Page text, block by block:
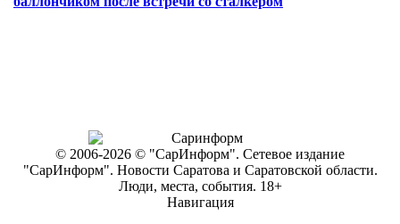
© 2006-2026 © "СарИнформ". Сетевое издание
"СарИнформ". Новости Саратова и Саратовской области.
Люди, места, события. 18+
Навигация